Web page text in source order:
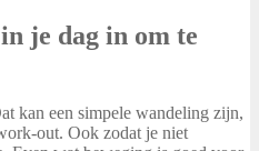
je dag in om te
kan een simpele wandeling zijn,
out. Ook zodat je niet